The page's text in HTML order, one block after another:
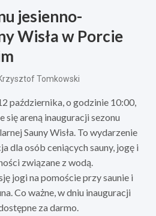
jesienno-
Wisła w Porcie
Tomkowski
października, o godzinie 10:00,
areną inauguracji sezonu
Sauny Wisła. To wydarzenie
dla osób ceniących sauny, jogę i
związane z wodą.
jogi na pomoście przy saunie i
Co ważne, w dniu inauguracji
za darmo.